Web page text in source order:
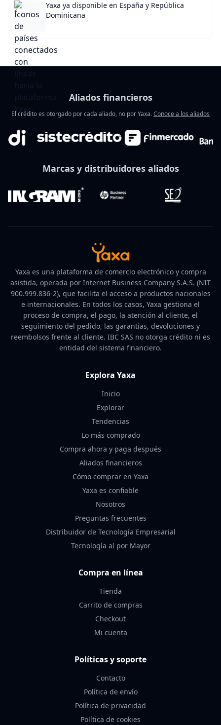
Yaxa ya disponible en España y República
Dominicana
Aliados financieros
El crédito es otorgado por cada aliado, no por Yaxa.Conoce a los aliados
Marcas y distribuidores aliados
Yaxa es una plataforma de comercio electrónico y compra
asistida, operada por Internet Business Company S.A.S. (NIT
900.999.836-2), que facilita el acceso a productos nacionales
e internacionales. En todos los casos, Yaxa gestiona el
proceso de compra, el pago, la atención al cliente, el
seguimiento del pedido, las garantías, devoluciones y
reembolsos frente al cliente. IBC SAS no otorga crédito ni es
entidad del sistema financiero.
Explora Yaxa
Inicio
Explorar
Tendencias
Lo más comprado
Compra ahora y paga después
Aliados financieros
Cómo comprar en Yaxa
Yaxa es confiable
Nosotros
Preguntas frecuentes
Distribuidor de Tecnología Empresarial
Tecnología al por Mayor
Compra en línea
Tienda
Carrito de compras
Checkout
Mi cuenta
Políticas y soporte
Contacto
Política de envío
Política de privacidad
Política de cookies